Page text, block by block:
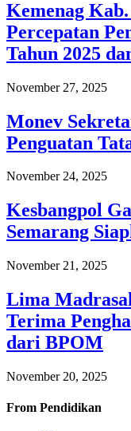
Kemenag
Percepatan
Tahun 2025
November 27, 2025
Monev
Penguatan
November 24, 2025
Kesbangpol
Semarang
November 21, 2025
Lima
Terima
dari BPOM
November 20, 2025
From Pendidikan